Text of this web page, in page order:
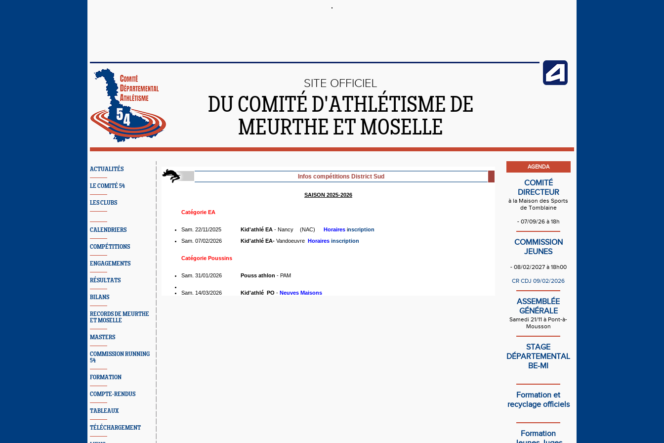
SITE OFFICIEL
DU COMITÉ D'ATHLÉTISME DE
MEURTHE ET MOSELLE
ACTUALITÉS
LE COMITÉ 54
LES CLUBS
CALENDRIERS
COMPÉTITIONS
ENGAGEMENTS
RÉSULTATS
BILANS
RECORDS DE MEURTHE
ET MOSELLE
MASTERS
COMMISSION RUNNING
54
FORMATION
COMPTE-RENDUS
TABLEAUX
TÉLÉCHARGEMENT
Infos compétitions District Sud
SAISON 2025-2026
Catégorie EA
Sam. 22/11/2025 Kid'athlé EA - Nancy (NAC) Horaires inscription
Sam. 07/02/2026
Kid'athlé EA- Vandoeuvre Horaires inscription
Catégorie Poussins
Sam. 31/01/2026 Pouss athlon - PAM
Sam. 14/03/2026 Kid'athlé PO - Neuves Maisons
AGENDA
COMITÉ
DIRECTEUR
à la Maison des Sports
de Tomblaine
- 07/09/26 à 18h
COMMISSION
JEUNES
- 08/02/2027 à 18h00
CR CDJ 09/02/2026
ASSEMBLÉE
GÉNÉRALE
Samedi 21/11 à Pont-à-
Mousson
STAGE
DÉPARTEMENTAL
BE-MI
Formation et
recyclage officiels
Formation